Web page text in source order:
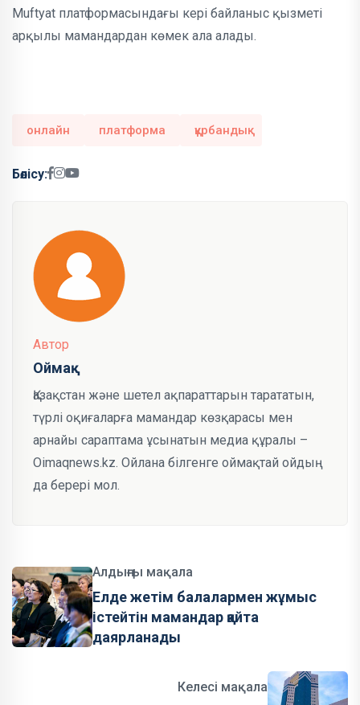
Muftyat платформасындағы кері байланыс қызметі
арқылы мамандардан көмек ала алады.
онлайн платформа құрбандық
Бөлісу:
Автор
Оймақ
Қазақстан және шетел ақпараттарын тарататын,
түрлі оқиғаларға мамандар көзқарасы мен
арнайы сараптама ұсынатын медиа құралы –
Oimaqnews.kz. Ойлана білгенге оймақтай ойдың
да берері мол.
Алдыңғы мақала
Елде жетім балалармен жұмыс
істейтін мамандар қайта
даярланады
Келесі мақала